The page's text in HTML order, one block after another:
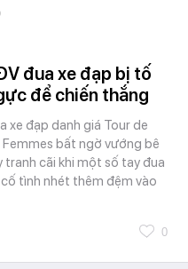
đua xe đạp bị tố
để chiến thắng
xe đạp danh giá Tour de
Femmes bất ngờ vướng bê
tranh cãi khi một số tay đua
tình nhét thêm đệm vào
0